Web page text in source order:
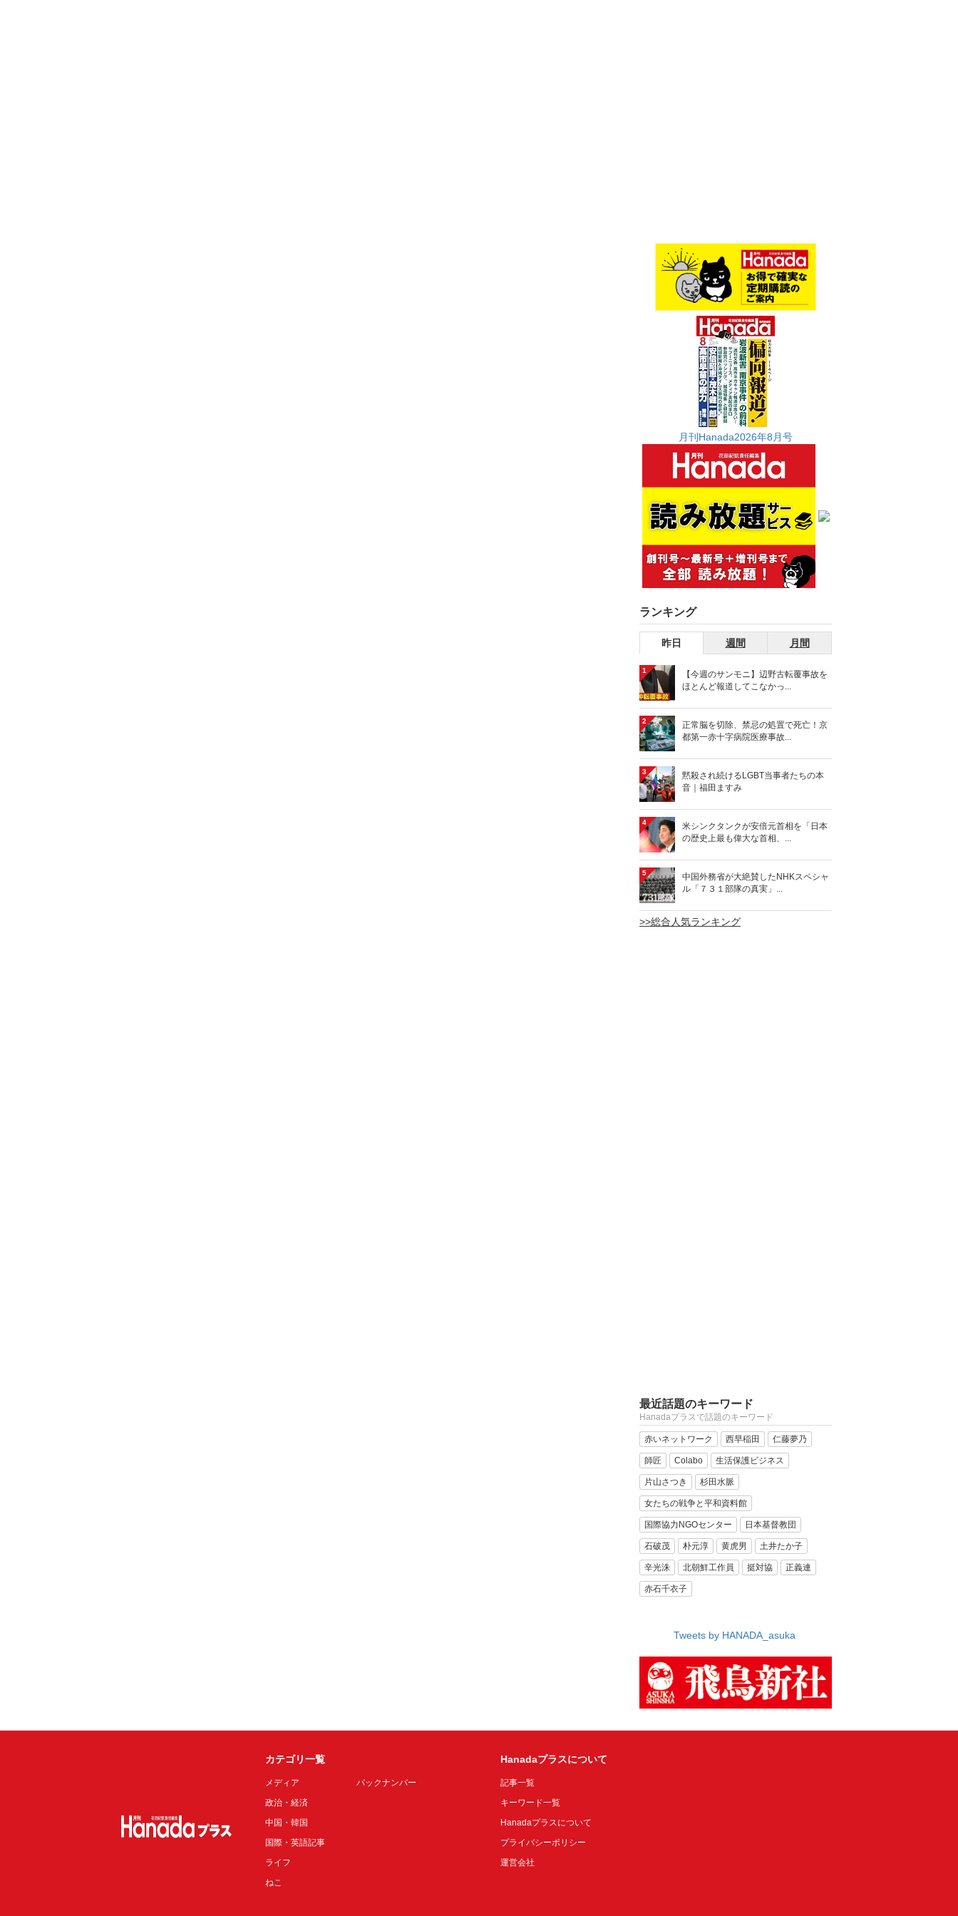
月刊Hanada2026年8月号
ランキング
昨日 週間 月間
1
【今週のサンモニ】辺野古転覆事故を
ほとんど報道してこなかっ...
2
正常脳を切除、禁忌の処置で死亡！京
都第一赤十字病院医療事故...
3
黙殺され続けるLGBT当事者たちの本
音｜福田ますみ
4
米シンクタンクが安倍元首相を「日本
の歴史上最も偉大な首相、...
5
中国外務省が大絶賛したNHKスペシャ
ル「７３１部隊の真実」...
>>総合人気ランキング
最近話題のキーワード
Hanadaプラスで話題のキーワード
赤いネットワーク 西早稲田 仁藤夢乃
師匠 Colabo 生活保護ビジネス
片山さつき 杉田水脈
女たちの戦争と平和資料館
国際協力NGOセンター 日本基督教団
石破茂 朴元淳 黄虎男 土井たか子
辛光洙 北朝鮮工作員 挺対協 正義連
赤石千衣子
Tweets by HANADA_asuka
カテゴリ一覧
メディア
政治・経済
中国・韓国
国際・英語記事
ライフ
ねこ
バックナンバー
Hanadaプラスについて
記事一覧
キーワード一覧
Hanadaプラスについて
プライバシーポリシー
運営会社